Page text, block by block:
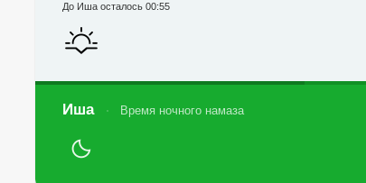
До Иша осталось 00:55
Иша Время ночного намаза